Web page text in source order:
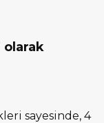
olarak
sayesinde, 4